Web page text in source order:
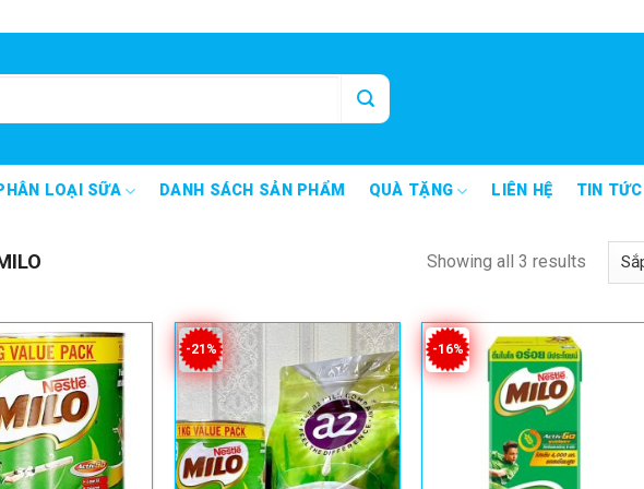
LOẠI SỮA DANH SÁCH SẢN PHẨM QUÀ TẶNG LIÊN HỆ TIN TỨC
Showing all 3 results
-21% -16%